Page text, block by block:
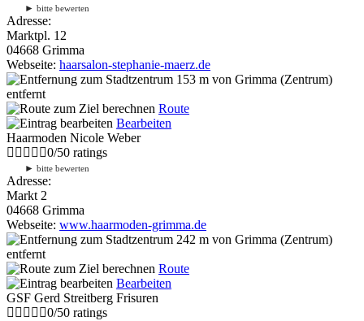
► bitte bewerten
Adresse:
Marktpl. 12
04668 Grimma
Webseite: haarsalon-stephanie-maerz.de
153 m von Grimma (Zentrum)
entfernt
Route
Bearbeiten
Haarmoden Nicole Weber
0/50 ratings
► bitte bewerten
Adresse:
Markt 2
04668 Grimma
Webseite: www.haarmoden-grimma.de
242 m von Grimma (Zentrum)
entfernt
Route
Bearbeiten
GSF Gerd Streitberg Frisuren
0/50 ratings